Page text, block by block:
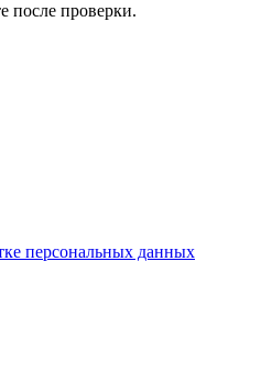
после проверки.
персональных данных